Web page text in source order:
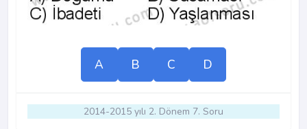
A B C D
2014-2015 yılı 2. Dönem 7. Soru